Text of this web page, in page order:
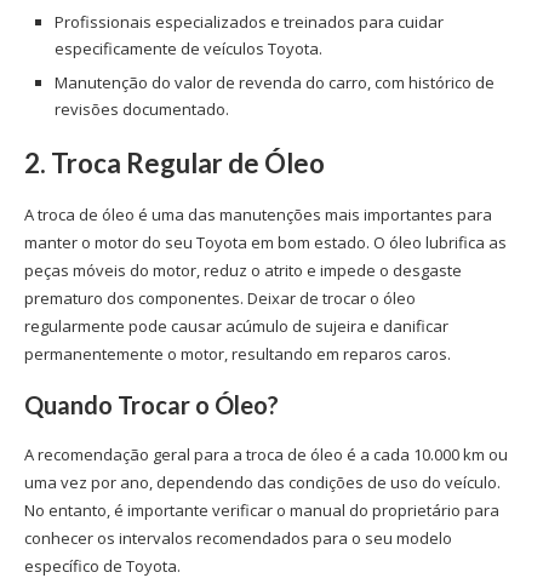
Profissionais especializados e treinados para cuidar
especificamente de veículos Toyota.
Manutenção do valor de revenda do carro, com histórico de
revisões documentado.
2. Troca Regular de Óleo
A troca de óleo é uma das manutenções mais importantes para
manter o motor do seu Toyota em bom estado. O óleo lubrifica as
peças móveis do motor, reduz o atrito e impede o desgaste
prematuro dos componentes. Deixar de trocar o óleo
regularmente pode causar acúmulo de sujeira e danificar
permanentemente o motor, resultando em reparos caros.
Quando Trocar o Óleo?
A recomendação geral para a troca de óleo é a cada 10.000 km ou
uma vez por ano, dependendo das condições de uso do veículo.
No entanto, é importante verificar o manual do proprietário para
conhecer os intervalos recomendados para o seu modelo
específico de Toyota.